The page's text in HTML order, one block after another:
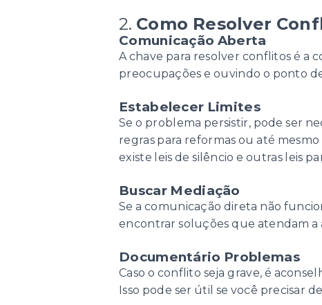
2. Como Resolver
Comunicação Aberta
A chave para resolver conflitos é a
preocupações e ouvindo o ponto
Estabelecer Limites
Se o problema persistir, pode ser
regras para reformas ou até
existe leis de silêncio e outras leis
Buscar Mediação
Se a comunicação direta não
encontrar soluções que atendam a
Documentário Problemas
Caso o conflito seja grave, é
Isso pode ser útil se você precisar